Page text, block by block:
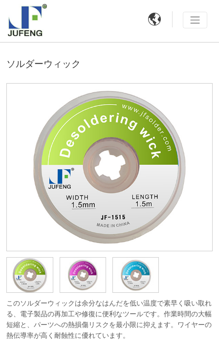

ソルダーウィック
このソルダーウィックは余分なはんだを低い温度で素早く吸い取れ
る、電子製品の再加工や修復に便利なツールです。作業時間の大幅
短縮と、パーツへの熱損傷リスクを最小限に抑えます。ワイヤーの
熱伝導率が高く耐蝕性に優れています。